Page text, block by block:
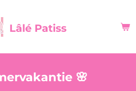
Lâlé Patiss
🌸